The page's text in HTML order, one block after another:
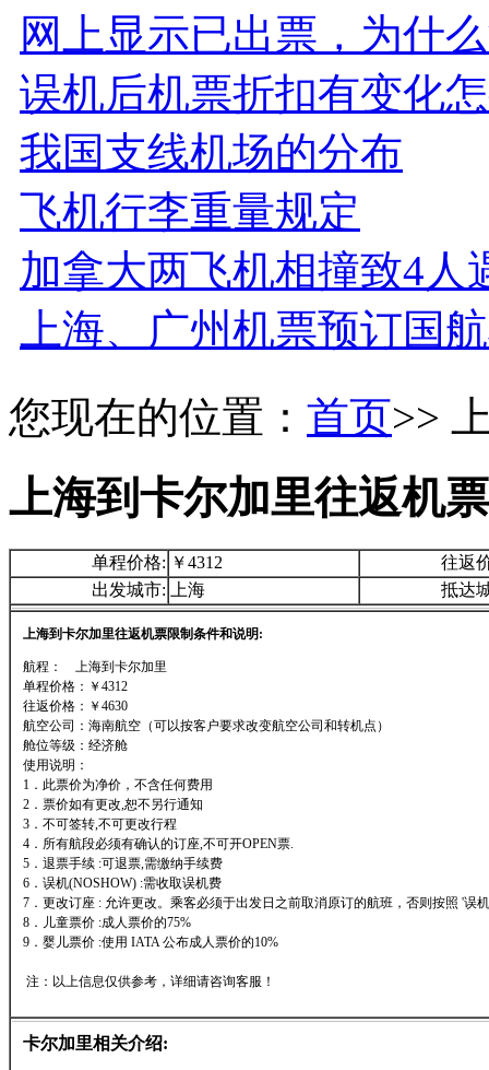
网上显示已出票，为什
误机后机票折扣有变化
我国支线机场的分布
飞机行李重量规定
加拿大两飞机相撞致4人
上海、广州机票预订国
您现在的位置： 首页>>
上海到卡尔加里往返机票
单程价格: ￥4312
往返
出发城市:
上海 抵达
上海到卡尔加里往返机票限制条件和说明:
航程： 上海到卡尔加里
单程价格：￥4312
往返价格：￥4630
航空公司：海南航空（可以按客户要求改变航空公司和转机点）
舱位等级：经济舱
使用说明：
1．此票价为净价，不含任何费用
2．票价如有更改,恕不另行通知
3．不可签转,不可更改行程
4．所有航段必须有确认的订座,不可开OPEN票.
5．退票手续 :可退票,需缴纳手续费
6．误机(NOSHOW) :需收取误机费
7．更改订座 : 允许更改。乘客必须于出发日之前取消原订的航班，否则按照 '误
8．儿童票价 :成人票价的75%
9．婴儿票价 :使用 IATA 公布成人票价的10%
注：以上信息仅供参考，详细请咨询客服！
卡尔加里相关介绍: